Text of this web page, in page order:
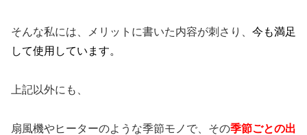
そんな私には、メリットに書いた内容が刺さり、 今も満足
して使用しています。
上記以外にも、
扇風機やヒーターのような季節モノで、その季節ごとの出